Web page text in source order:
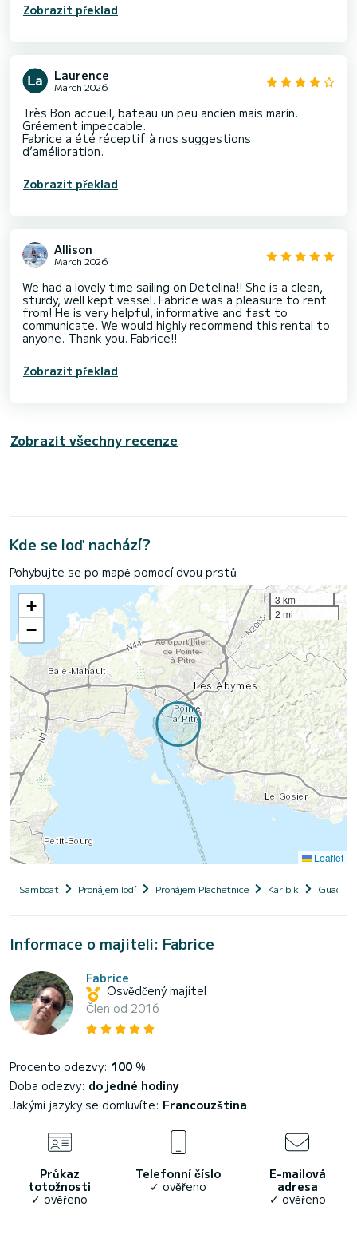
Zobrazit překlad
Laurence
March 2026
Très Bon accueil, bateau un peu ancien mais marin.
Gréement impeccable.
Fabrice a été réceptif à nos suggestions
d’amélioration.
Zobrazit překlad
Allison
March 2026
We had a lovely time sailing on Detelina!! She is a clean,
sturdy, well kept vessel. Fabrice was a pleasure to rent
from! He is very helpful, informative and fast to
communicate. We would highly recommend this rental to
anyone. Thank you. Fabrice!!
Zobrazit překlad
Zobrazit všechny recenze
Kde se loď nachází?
Pohybujte se po mapě pomocí dvou prstů
+
−
3 km
2 mi
Leaflet
Samboat Pronájem lodí Pronájem Plachetnice Karibik
Informace o majiteli: Fabrice
Fabrice
Osvědčený majitel
Člen od 2016
Procento odezvy: 100 %
Doba odezvy: do jedné hodiny
Jakými jazyky se domluvíte: Francouzština
Průkaz
totožnosti
✓ ověřeno
Telefonní číslo
✓ ověřeno
E-mailová
adresa
✓ ověřeno